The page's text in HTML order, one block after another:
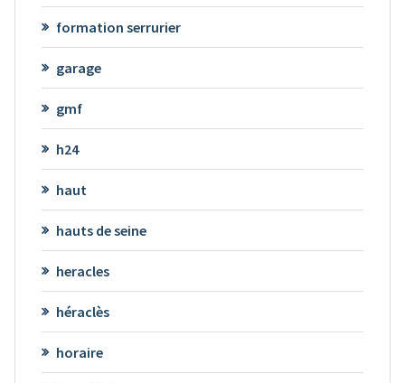
formation serrurier
garage
gmf
h24
haut
hauts de seine
heracles
héraclès
horaire